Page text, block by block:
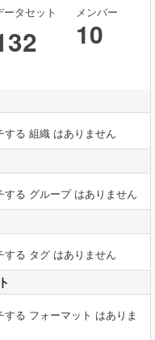
ータセット メンバー
10
する 組織 はありません
する グループ はありません
する タグ はありません
する フォーマット はありま